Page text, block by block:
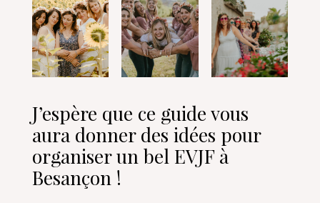
J’espère que ce guide vous
aura donner des idées pour
organiser un bel EVJF à
Besançon !